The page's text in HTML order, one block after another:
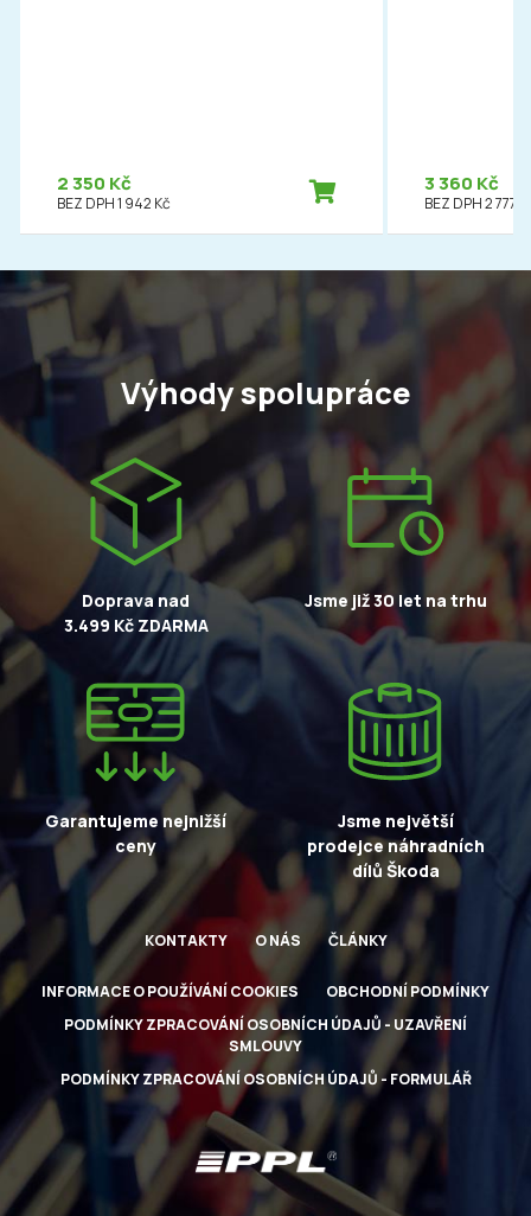
2 350 Kč
BEZ DPH 1 942 Kč
3 360 Kč
BEZ DPH 2 777
Výhody spolupráce
Doprava nad
3.499 Kč ZDARMA
Jsme již 30 let na trhu
Garantujeme nejnižší
ceny
Jsme největší
prodejce náhradních
dílů Škoda
KONTAKTY O NÁS ČLÁNKY
INFORMACE O POUŽÍVÁNÍ COOKIES
OBCHODNÍ PODMÍNKY
PODMÍNKY ZPRACOVÁNÍ OSOBNÍCH ÚDAJŮ - UZAVŘENÍ
SMLOUVY
PODMÍNKY ZPRACOVÁNÍ OSOBNÍCH ÚDAJŮ - FORMULÁŘ